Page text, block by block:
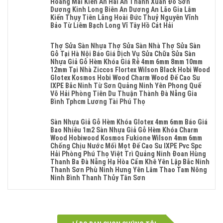
Sửa
Mặt
Bậc
Cầu
Nhựa
Sửa
Cửa
Nhựa
Composite
Hoàn
Kiếm
Cửa
Sài
Gòn
Ba
Đình
Ngọc
Hà
Tphcm
Giảng
Võ
Hai
Sàn
Gỗ
Công
Nghiệp
Hà
Nội
Sửa
Sàn
Nhựa
Giả
Gỗ
Cong
Vênh
Mặt
Bậc
Cầu
Thang
Nhựa
Sửa
Cửa
Nhựa
Đình
Ngấm
Nước
Tại
Sửa
Sàn
Gỗ
Công
Nghiệp
Tại
Hà
Nội
Sàn
Nhựa
Giả
Gỗ
Cong
Vênh
Sửa
Mặt
Bậc
Cầu
Sửa
Hoàng Mai Kiến An Hải An Thanh Xuân Đồ Sơn
Dương Kinh Long Biên An Dương An Lão Gia Lâm
Kiến Thụy Tiên Lãng Hoài Đức Thuỷ Nguyên Vĩnh
Bảo Từ Liêm Bạch Long Vĩ Tây Hồ Cát Hải
Có
Bình
Luận
Ở
Sửa
Chữa
Sàn
Nhựa
Tại
Hà
Nội
Thợ
Sửa
Sàn
Nhựa
Thợ
Thợ Sửa Sàn Nhựa Thợ Sửa Sàn Nhà Thợ Sửa Sàn
Gỗ Tại Hà Nội Báo Giá Dịch Vụ Sửa Chữa Sửa Sàn
Nhựa Giả Gỗ Hèm Khóa Giá Rẻ 4mm 6mm 8mm 10mm
12mm Tại Nhà Ziccos Flortex Wilson Black Hobi Wood
Glotex Kosmos Hobi Wood Charm Wood Đế Cao Su
IXPE Bắc Ninh Từ Sơn Quảng Ninh Yên Phong Quế
Võ Hải Phòng Tiên Du Thuận Thành Đà Nẵng Gia
Bình Tphcm Lương Tài Phú Thọ
Có
Bình
Luận
Ở
Thợ
Sửa
Sàn
Nhựa
Sửa
Thợ
Sàn Nhựa Giả Gỗ Hèm Khóa Glotex 4mm 6mm Báo Giá
Bao Nhiêu 1m2 Sàn Nhựa Giả Gỗ Hèm Khóa Charm
Wood Hobiwood Kosmos Fukione Wilson 4mm 6mm
Chống Chịu Nước Mối Mọt Đế Cao Su IXPE Pvc Spc
Hải Phòng Phú Thọ Việt Trì Quảng Ninh Đoan Hùng
Thanh Ba Đà Nẵng Hạ Hòa Cẩm Khê Yên Lập Bắc Ninh
Thanh Sơn Phù Ninh Hưng Yên Lâm Thao Tam Nông
Ninh Bình Thanh Thủy Tân Sơn
Không